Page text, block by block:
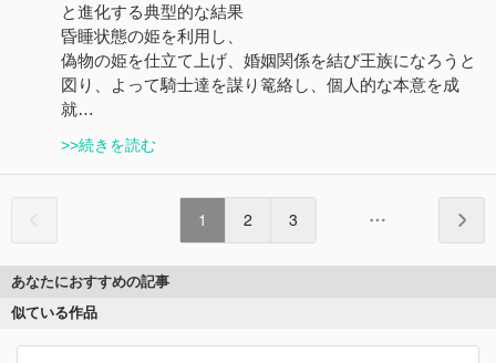
と進化する典型的な結果
昏睡状態の姫を利用し、
偽物の姫を仕立て上げ、婚姻関係を結び王族になろうと
図り、よって騎士達を謀り篭絡し、個人的な本意を成
就…
>>続きを読む
1 2 3
あなたにおすすめの記事
似ている作品